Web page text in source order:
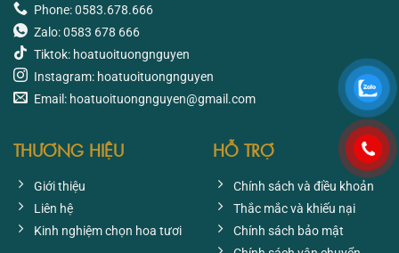
Phone: 0583.678.666
Zalo: 0583 678 666
Tiktok: hoatuoituongnguyen
Instagram: hoatuoituongnguyen
Email: hoatuoituongnguyen@gmail.com
THƯƠNG HIỆU
Giới thiệu
Liên hệ
Kinh nghiệm chọn hoa tươi
HỖ TRỢ
Chính sách và điều khoản
Thắc mắc và khiếu nại
Chính sách bảo mật